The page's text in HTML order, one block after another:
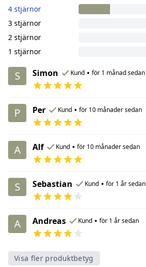
4 stjärnor
3 stjärnor
2 stjärnor
1 stjärnor
S Simon Kund • för 1 månad sedan
P Per Kund • för 10 månader sedan
A Alf Kund • för 10 månader sedan
S Sebastian Kund • för 1 år sedan
A Andreas Kund • för 1 år sedan
Visa fler produktbetyg